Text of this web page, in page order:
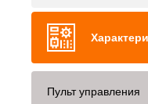
Пульт управления